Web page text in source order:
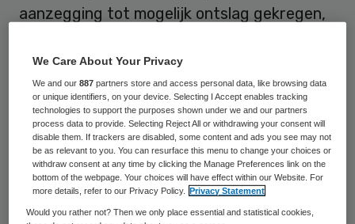
aanzegging tot mogelijk ontslag gekregen,
(AOB). De ontslagaanzeggingen zijn volgens
de vakbond een direct gevolg van de
bezuinigingen op het passend onderwijs.
De medewerkers worden per 1 mei
boventallig verklaard. Het ontslag wordt
aangezegd per 1 augustus 2013. Een jaar
later moet nog eens eenzelfde aantal
We Care About Your Privacy
We and our887 partners store and access personal data, like browsing data
or unique identifiers, on your device. Selecting I Accept enables tracking
technologies to support the purposes shown under we and our partners
process data to provide. Selecting Reject All or withdrawing your consent will
disable them. If trackers are disabled, some content and ads you see may not
be as relevant to you. You can resurface this menu to change your choices or
withdraw consent at any time by clicking the Manage Preferences link on the
bottom of the webpage. Your choices will have effect within our Website. For
more details, refer to our Privacy Policy.
Privacy Statement
Would you rather not? Then we only place essential and statistical cookies,